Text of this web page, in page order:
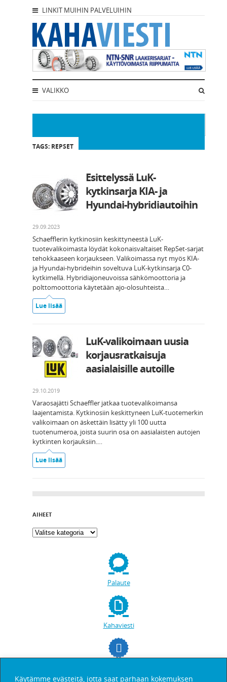
Käytämme evästeitä, jotta saat parhaan kokemuksen
LINKIT MUIHIN PALVELUIHIN
VALIKKO
TAGS: REPSET
Esittelyssä LuK-
kytkinsarja KIA- ja
Hyundai-hybridiautoihin
29.09.2023
Schaefflerin kytkinosiin keskittyneestä LuK-
tuotevalikoimasta löydät kokonaisvaltaiset RepSet-sarjat
tehokkaaseen korjaukseen. Valikoimassa nyt myös KIA-
ja Hyundai-hybrideihin soveltuva LuK-kytkinsarja C0-
kytkimellä. Hybridiajoneuvoissa sähkömoottoria ja
polttomoottoria käytetään ajo-olosuhteista…
Lue lisää
LuK-valikoimaan uusia
korjausratkaisuja
aasialaisille autoille
29.10.2019
Varaosajätti Schaeffler jatkaa tuotevalikoimansa
laajentamista. Kytkinosiin keskittyneen LuK-tuotemerkin
valikoimaan on äskettäin lisätty yli 100 uutta
tuotenumeroa, joista suurin osa on aasialaisten autojen
kytkinten korjauksiin.…
Lue lisää
AIHEET
Palaute
Kahaviesti